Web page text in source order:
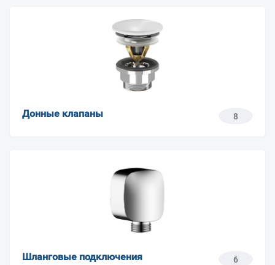
Донные клапаны 8
Шланговые подключения 6